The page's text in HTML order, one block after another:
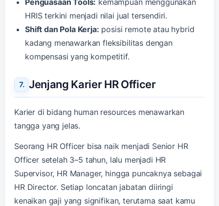
HRIS terkini menjadi nilai jual tersendiri.
Shift dan Pola Kerja: posisi remote atau hybrid
kadang menawarkan fleksibilitas dengan
kompensasi yang kompetitif.
Jenjang Karier HR Officer
Karier di bidang human resources menawarkan
tangga yang jelas.
Seorang HR Officer bisa naik menjadi Senior HR
Officer setelah 3–5 tahun, lalu menjadi HR
Supervisor, HR Manager, hingga puncaknya sebagai
HR Director. Setiap loncatan jabatan diiringi
kenaikan gaji yang signifikan, terutama saat kamu